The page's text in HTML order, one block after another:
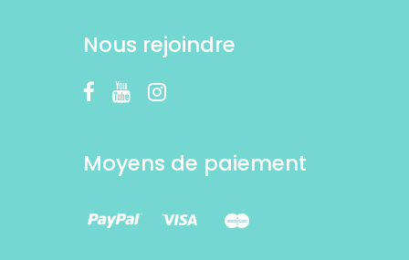
Nous rejoindre
Moyens de paiement